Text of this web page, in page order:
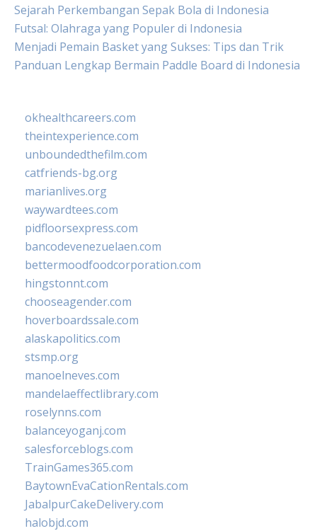
Sejarah Perkembangan Sepak Bola di Indonesia
Futsal: Olahraga yang Populer di Indonesia
Menjadi Pemain Basket yang Sukses: Tips dan Trik
Panduan Lengkap Bermain Paddle Board di Indonesia
okhealthcareers.com
theintexperience.com
unboundedthefilm.com
catfriends-bg.org
marianlives.org
waywardtees.com
pidfloorsexpress.com
bancodevenezuelaen.com
bettermoodfoodcorporation.com
hingstonnt.com
chooseagender.com
hoverboardssale.com
alaskapolitics.com
stsmp.org
manoelneves.com
mandelaeffectlibrary.com
roselynns.com
balanceyoganj.com
salesforceblogs.com
TrainGames365.com
BaytownEvaCationRentals.com
JabalpurCakeDelivery.com
halobjd.com